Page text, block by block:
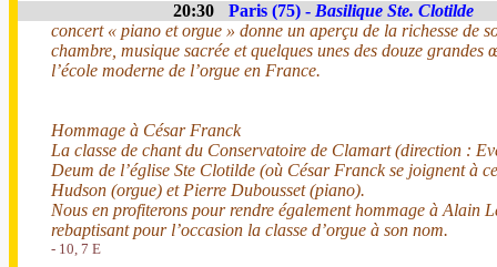
20:30 Paris (75) - Basilique Ste. Clotilde
concert « piano et orgue » donne un aperçu de la richesse de
chambre, musique sacrée et quelques unes des douze
l’école moderne de l’orgue en France.
Hommage à César Franck
La classe de chant du Conservatoire de Clamart (direction :
Deum de l’église Ste Clotilde (où César Franck se joignent à
Hudson (orgue) et Pierre Dubousset (piano).
Nous en profiterons pour rendre également hommage à Alain
rebaptisant pour l’occasion la classe d’orgue à son nom.
- 10, 7 E